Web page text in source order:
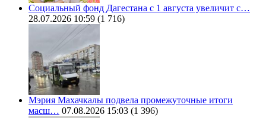
Социальный фонд Дагестана с 1 августа увеличит с…
28.07.2026 10:59 (1 716)
Мэрия Махачкалы подвела промежуточные итоги
масш… 07.08.2026 15:03 (1 396)